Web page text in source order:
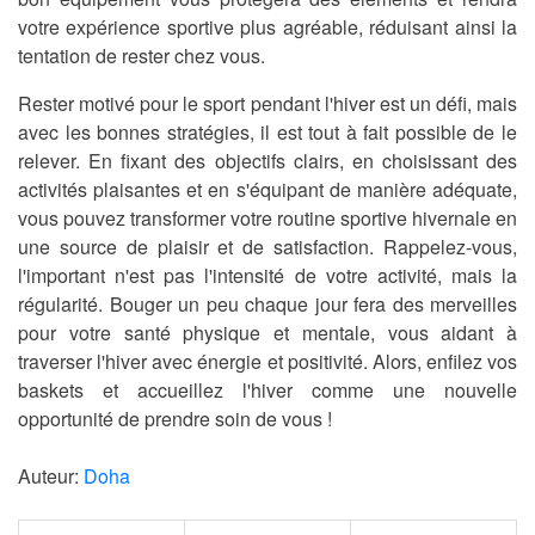
votre expérience sportive plus agréable, réduisant ainsi la
tentation de rester chez vous.
Rester motivé pour le sport pendant l'hiver est un défi, mais
avec les bonnes stratégies, il est tout à fait possible de le
relever. En fixant des objectifs clairs, en choisissant des
activités plaisantes et en s'équipant de manière adéquate,
vous pouvez transformer votre routine sportive hivernale en
une source de plaisir et de satisfaction. Rappelez-vous,
l'important n'est pas l'intensité de votre activité, mais la
régularité. Bouger un peu chaque jour fera des merveilles
pour votre santé physique et mentale, vous aidant à
traverser l'hiver avec énergie et positivité. Alors, enfilez vos
baskets et accueillez l'hiver comme une nouvelle
opportunité de prendre soin de vous !
Auteur: Doha